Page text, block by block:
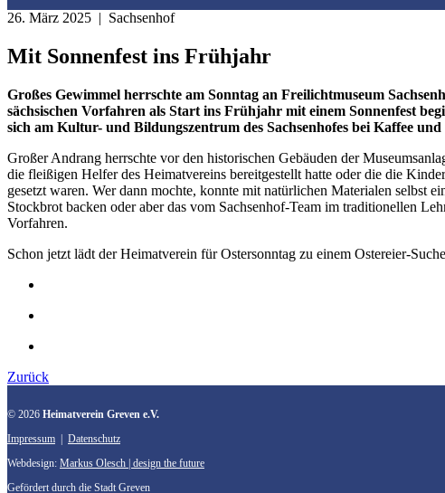
26. März 2025 | Sachsenhof
Mit Sonnenfest ins Frühjahr
Großes Gewimmel herrschte am Sonntag an Freilichtmuseum
sächsischen Vorfahren als Start ins Frühjahr mit einem Sonnenfest
sich am Kultur- und Bildungszentrum des Sachsenhofes bei Kaffee
Großer Andrang herrschte vor den historischen Gebäuden der
die fleißigen Helfer des Heimatvereins bereitgestellt hatte oder die die
gesetzt waren. Wer dann mochte, konnte mit natürlichen Materialen selbst
Stockbrot backen oder aber das vom Sachsenhof-Team im traditionellen
Vorfahren.
Schon jetzt lädt der Heimatverein für Ostersonntag zu einem Ostereier-
Zurück
© 2026 Heimatverein Greven e.V.
Impressum
Datenschutz
Webdesign: Markus Olesch | design the future
Gefördert durch die Stadt Greven